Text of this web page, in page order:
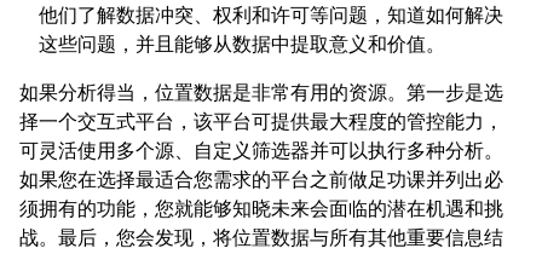
他们了解数据冲突、权利和许可等问题，知道如何解决
这些问题，并且能够从数据中提取意义和价值。
如果分析得当，位置数据是非常有用的资源。第一步是选
择一个交互式平台，该平台可提供最大程度的管控能力，
可灵活使用多个源、自定义筛选器并可以执行多种分析。
如果您在选择最适合您需求的平台之前做足功课并列出必
须拥有的功能，您就能够知晓未来会面临的潜在机遇和挑
战。最后，您会发现，将位置数据与所有其他重要信息结